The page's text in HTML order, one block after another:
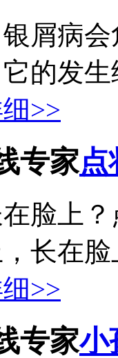
屑病
的发
>>
专家
脸上
，长在
>>
专家小